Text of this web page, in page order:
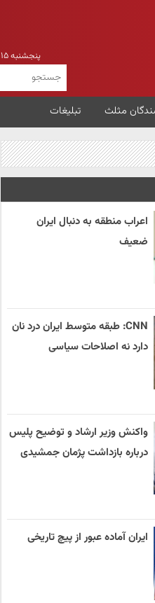
پنجشنبه ۱۵ مرداد ۱۴۰۵
مثلث تبلیغات
اعراب منطقه به دنبال ایران
ضعیف
CNN: طبقه متوسط ایران درد نان
دارد نه اصلاحات سیاسی
واکنش وزیر ارشاد و توضیح پلیس
درباره بازداشت پژمان جمشیدی
ایران آماده عبور از پیچ تاریخی